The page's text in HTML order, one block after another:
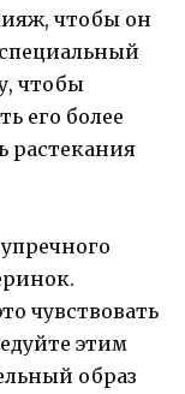
чтобы он
чтобы
его более
растекания
чувствовать
этим
образ